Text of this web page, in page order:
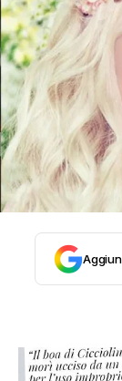
STORIA E
EVERGREEN
TRUFFE E